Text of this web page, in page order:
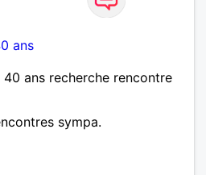
ans
ans recherche rencontre
sympa.